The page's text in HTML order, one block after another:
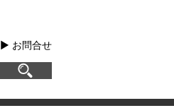
▶︎ お問合せ